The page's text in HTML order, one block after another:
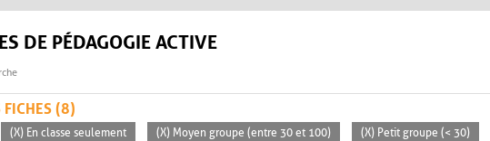
DE PÉDAGOGIE ACTIVE
FICHES (8)
(X) En classe seulement (X) Moyen groupe (entre 30 et 100) (X) Petit groupe (< 30)